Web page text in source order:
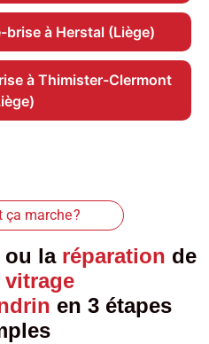
brise à Herstal (Liège)
à Thimister-Clermont
ça marche ?
la réparation de
vitrage
en 3 étapes